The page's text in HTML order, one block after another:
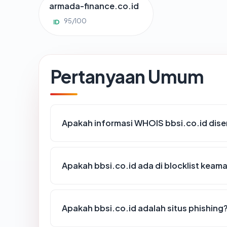
armada-finance.co.id
ID 95/100
Pertanyaan Umum
Apakah informasi WHOIS bbsi.co.id
Apakah bbsi.co.id ada di blocklist
Apakah bbsi.co.id adalah situs phishing?